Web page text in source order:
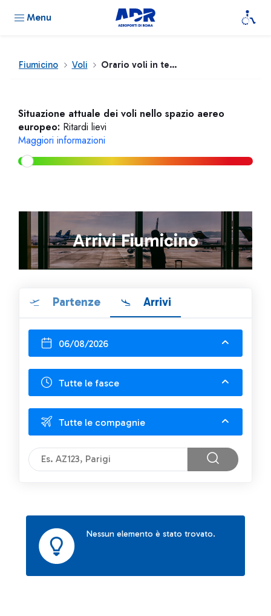
Menu
Fiumicino Voli Orario voli in tempo reale
Situazione attuale dei voli nello spazio aereo
europeo: Ritardi lievi
Maggiori informazioni
Arrivi Fiumicino
Partenze Arrivi
06/08/2026
Tutte le fasce
Tutte le compagnie
Nessun elemento è stato trovato.